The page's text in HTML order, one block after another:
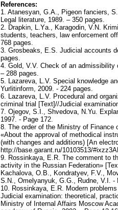
References:
1. Atanesyan, G.A., Pigeon fanciers,
Legal literature, 1989. – 350 pages.
2. Drapkin, L.Yа., Karagodin, V.N.
students, teachers, law enforcement
768 pages.
3. Grosbeaks, E.S. Judicial accounts
pages.
4. Gold, V.V. Check of an
– 288 pages.
5. Lazareva, L.V. Special knowledge
Yurlitinform, 2009. - 224 pages.
6. Lazareva, L.V. Procedural and
criminal trial [Text]//Judicial
7. Ojegov, S.I., Shvedova, N.Yu.
1997. - Page 172.
8. The order of the Ministry of Finance
«About the approval of methodical
(with changes and additions) [An
http://base.garant.ru/10103513/
9. Rossinkaya, E.R. The comment to
activity in the Russian Federation»
Kachalova, O.B., Kondratyev, F.V.,
S.N., Omelyanyuk, G.G., Rudne, V.I. -
10. Rossinkaya, E.R. Modern
Judicial examination: theoretical,
Ministry of Internal Affairs Moscow